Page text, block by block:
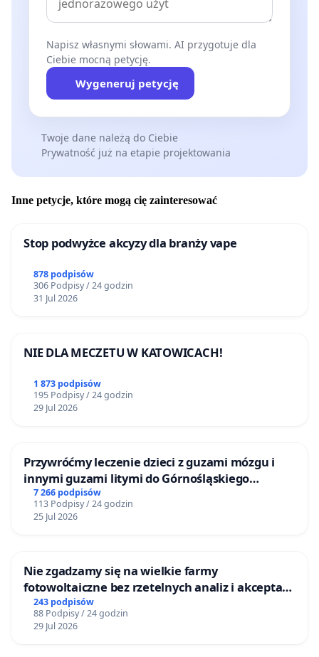
Napisz własnymi słowami. AI przygotuje dla
Ciebie mocną petycję.
Wygeneruj petycję
Twoje dane należą do Ciebie
Prywatność już na etapie projektowania
Inne petycje, które mogą cię zainteresować
Stop podwyżce akcyzy dla branży vape
878 podpisów
306 Podpisy / 24 godzin
31 Jul 2026
NIE DLA MECZETU W KATOWICACH!
1 873 podpisów
195 Podpisy / 24 godzin
29 Jul 2026
Przywróćmy leczenie dzieci z guzami mózgu i
innymi guzami litymi do Górnośląskiego
Centrum Zdrowia Dziecka w Katowicach
7 266 podpisów
113 Podpisy / 24 godzin
25 Jul 2026
Nie zgadzamy się na wielkie farmy
fotowoltaiczne bez rzetelnych analiz i akceptacji
mieszkańców
243 podpisów
88 Podpisy / 24 godzin
29 Jul 2026